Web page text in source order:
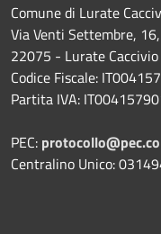
Comune di Lurate
Via Venti Settembre,
22075 - Lurate Caccivio
Codice Fiscale:
Partita IVA:
PEC:
Centralino Unico: